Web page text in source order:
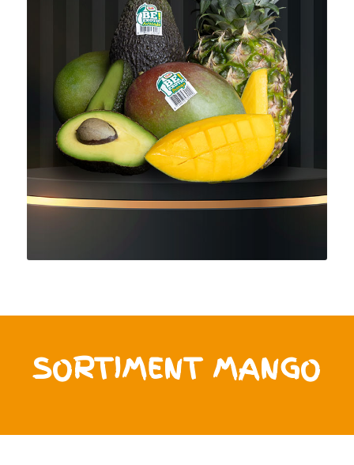
SORTIMENT MANGO